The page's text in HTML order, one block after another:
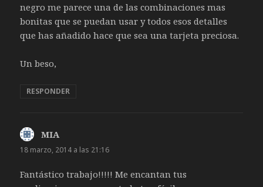
negro me parece una de las combinaciones mas
bonitas que se puedan usar y todos esos detalles
que has añadido hace que sea una tarjeta preciosa.
Un beso,
RESPONDER
MIAdice:
18 marzo, 2014 a las 21:16
Fantástico trabajo!!!!! Me encantan tus